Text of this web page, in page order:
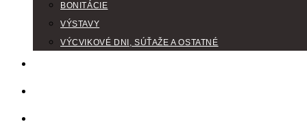
BONITÁCIE
VÝSTAVY
VÝCVIKOVÉ DNI, SÚŤAŽE A OSTATNÉ